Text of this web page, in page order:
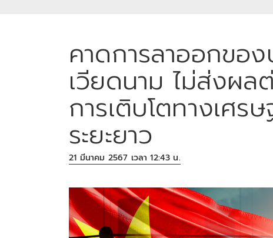
คาดการลาออกของ
เวียดนาม ไม่ส่งผ
การเติบโตทางเศร
ระยะยาว
21 มีนาคม 2567 เวลา 12:43 น.